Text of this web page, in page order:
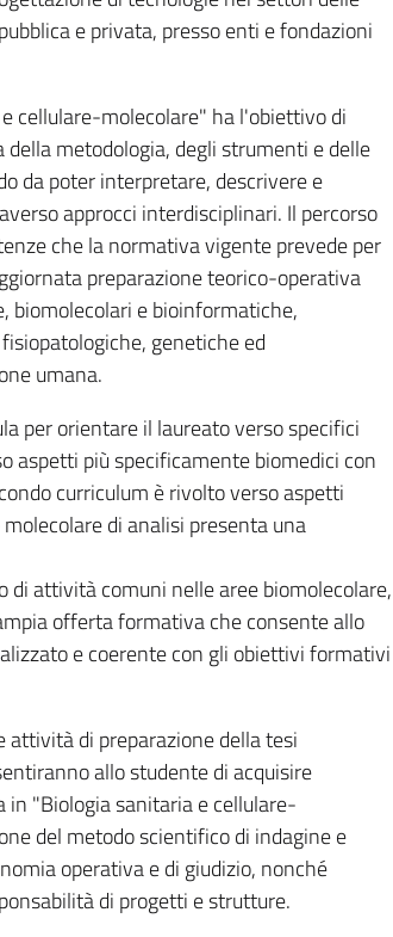
e privata, presso enti e fondazioni
cellulare-molecolare" ha l'obiettivo di
metodologia, degli strumenti e delle
da poter interpretare, descrivere e
approcci interdisciplinari. Il percorso
che la normativa vigente prevede per
preparazione teorico-operativa
biomolecolari e bioinformatiche,
genetiche ed
umana.
per orientare il laureato verso specifici
aspetti più specificamente biomedici con
curriculum è rivolto verso aspetti
di analisi presenta una
di attività comuni nelle aree biomolecolare,
offerta formativa che consente allo
e coerente con gli obiettivi formativi
di preparazione della tesi
allo studente di acquisire
in "Biologia sanitaria e cellulare-
del metodo scientifico di indagine e
operativa e di giudizio, nonché
di progetti e strutture.